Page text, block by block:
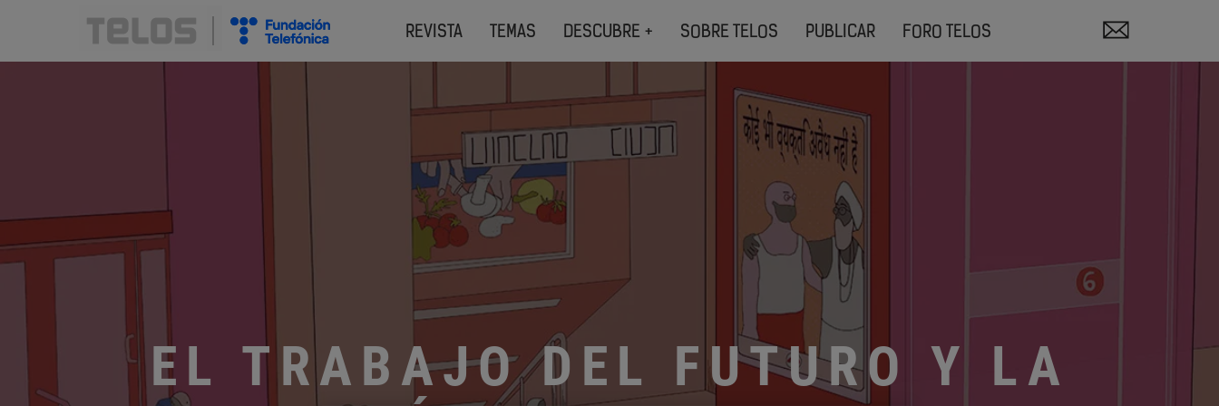
REVISTA TEMAS DESCUBRE + SOBRE TELOS PUBLICAR FORO TELOS
EL TRABAJO DEL FUTURO Y LA